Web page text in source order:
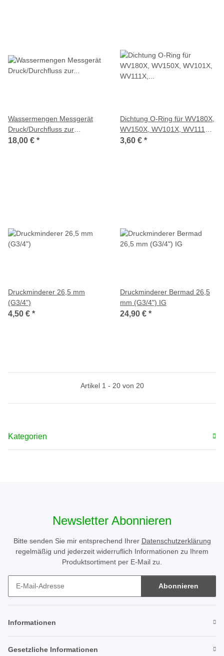
Wassermengen Messgerät
Druck/Durchfluss zur
Bestimmung der verfügbaren
18,00 € *
Dichtung O-Ring für WV180X,
WV150X, WV101X, WV111X,
2 Stk.
3,60 € *
Druckminderer 26,5 mm
(G3/4")
4,50 € *
Druckminderer Bermad 26,5
mm (G3/4") IG
24,90 € *
Artikel 1 - 20 von 20
Kategorien
Newsletter Abonnieren
Bitte senden Sie mir entsprechend Ihrer Datenschutzerklärung
regelmäßig und jederzeit widerruflich Informationen zu Ihrem
Produktsortiment per E-Mail zu.
Abonnieren
Informationen
Gesetzliche Informationen